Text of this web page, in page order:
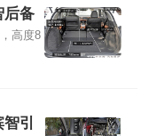
后备
高度8
引